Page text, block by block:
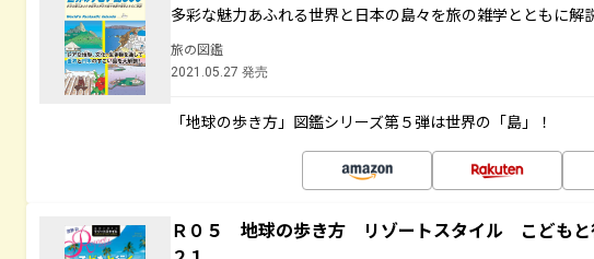
多彩な魅力あふれる世界と日本の島々を旅の雑学とともに解
旅の図鑑
2021.05.27 発売
「地球の歩き方」図鑑シリーズ第５弾は世界の「島」！
Ｒ０５ 地球の歩き方 リゾートスタイル こども